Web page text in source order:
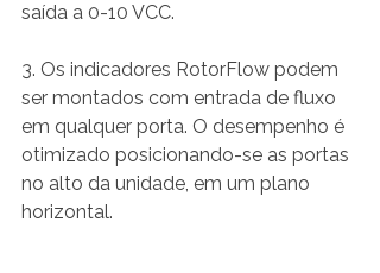
saída a 0-10 VCC.
3. Os indicadores RotorFlow podem
ser montados com entrada de fluxo
em qualquer porta. O desempenho é
otimizado posicionando-se as portas
no alto da unidade, em um plano
horizontal.